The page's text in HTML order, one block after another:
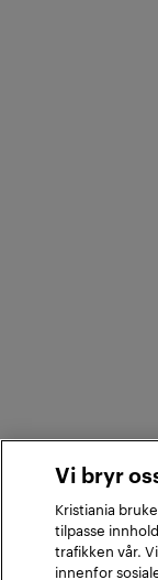
Vi bryr
Kristiania
tilpasse
trafikken vår.
innenfor